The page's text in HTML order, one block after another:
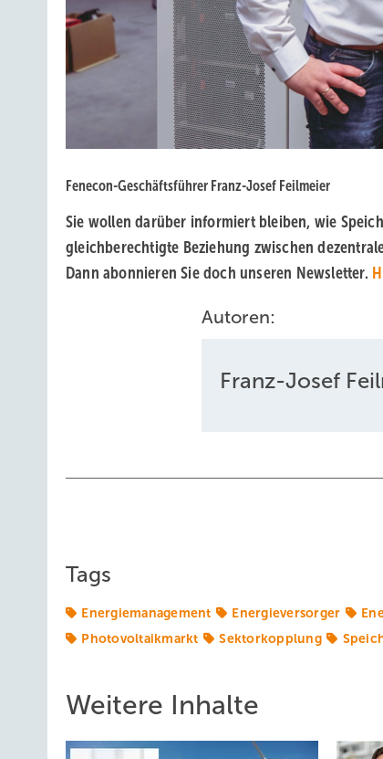
Fenecon-Geschäftsführer Franz-Josef Feilmeier
Sie wollen darüber informiert bleiben, wie
gleichberechtigte Beziehung zwischen
Dann abonnieren Sie doch unseren Newsletter.
Autoren:
Franz-Josef
Tags
Energiemanagement Energieversorger
Photovoltaikmarkt
Sektorkopplung
Weitere Inhalte